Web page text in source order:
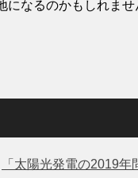
になるのかもしれませ
「太陽光発電の2019年